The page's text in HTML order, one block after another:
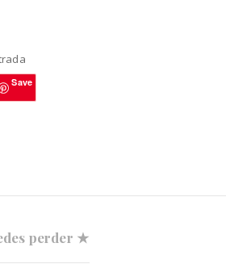
Save
perder ★